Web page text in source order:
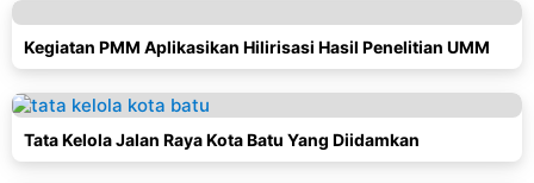
Kegiatan PMM Aplikasikan Hilirisasi Hasil Penelitian UMM
Tata Kelola Jalan Raya Kota Batu Yang Diidamkan